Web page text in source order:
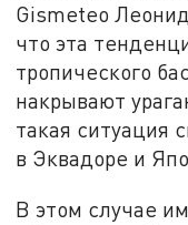
Gismeteo
что эта
тропического
накрывают
такая ситуация
в Эквадоре и
В этом случае